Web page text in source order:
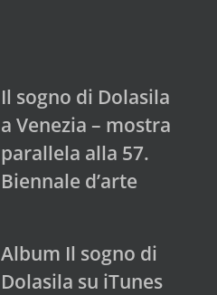
Il sogno di Dolasila
a Venezia – mostra
parallela alla 57.
Biennale d’arte
Album Il sogno di
Dolasila su iTunes